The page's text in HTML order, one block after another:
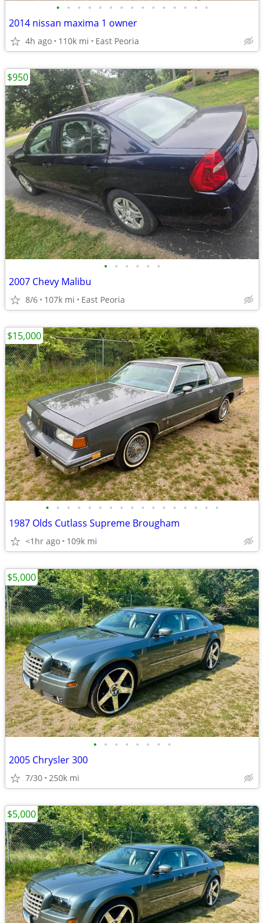
• • • • • • • • • • • • • • •
2014 nissan maxima 1 owner
4h ago 110k mi East Peoria
• • • • • •
2007 Chevy Malibu
8/6 107k mi East Peoria
$950
• • • • • • • • • • • • • • • • •
1987 Olds Cutlass Supreme Brougham
<1hr ago 109k mi
$15,000
• • • • • • • •
2005 Chrysler 300
7/30 250k mi
$5,000
$5,000